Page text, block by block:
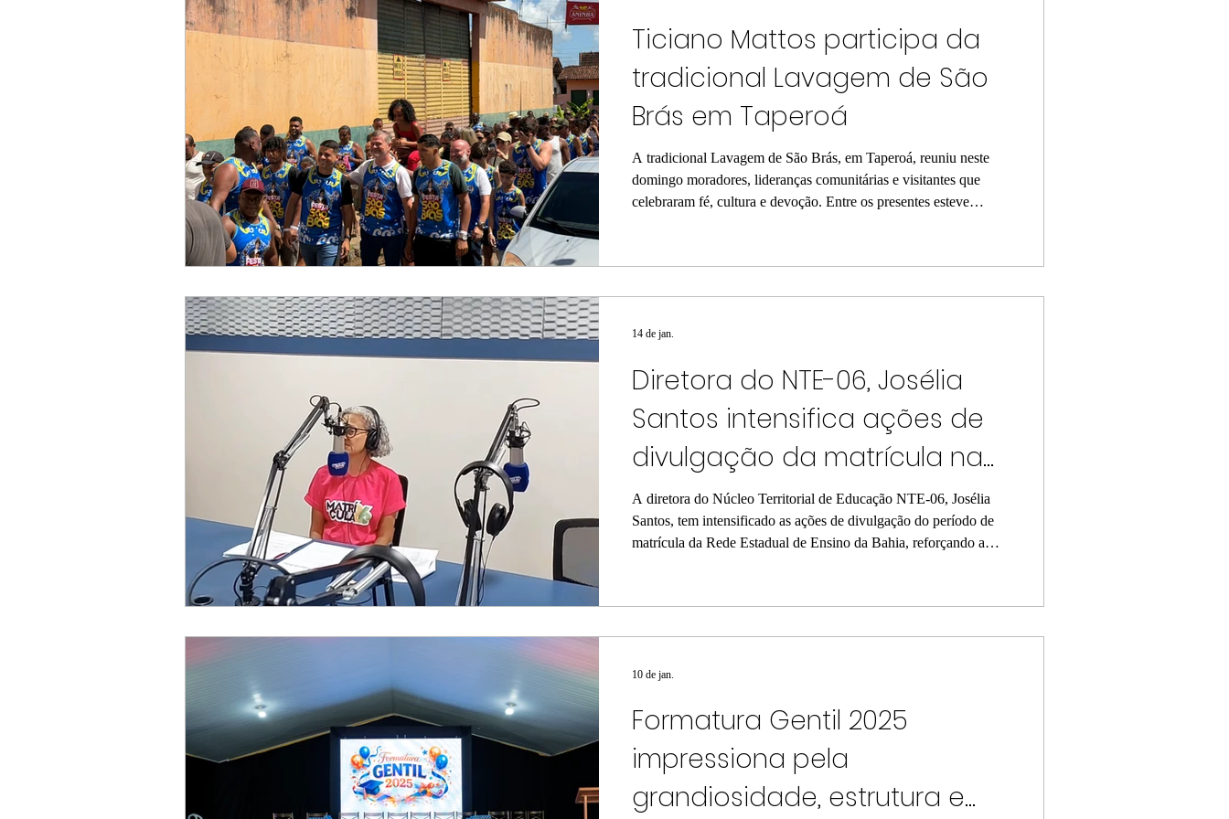
Ticiano Mattos participa da
tradicional Lavagem de São
Brás em Taperoá
A tradicional Lavagem de São Brás, em Taperoá, reuniu neste
domingo moradores, lideranças comunitárias e visitantes que
celebraram fé, cultura e devoção. Entre os presentes esteve
deputado estadual Dr. Thiago Gilleno. O evento, que marca um
lideranças qu
Diretora do NTE-06, Josélia
Santos intensifica ações de
divulgação da matrícula na
Rede Estadual
A diretora do Núcleo Territorial de Educação NTE-06, Josélia
Santos, tem intensificado as ações de divulgação do período de
matrícula da Rede Estadual de Ensino da Bahia, reforçando a
cronograma organizado entre os dias 12 e 20 de janeiro, a
14 de jan.
Formatura Gentil 2025
impressiona pela
grandiosidade, estrutura e
10 de jan.